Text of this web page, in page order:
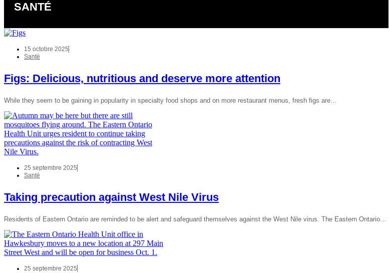
SANTÉ
15 octobre 2025
Santé
Figs: Delicious, nutritious and deserve more attention
While they seem to be gaining in popularity in specialty food shops and on more restaurant menus, fresh figs are…
25 septembre 2025
Santé
Taking precaution against West Nile Virus
Residents of Eastern Ontario are reminded to be alert and safeguard themselves against the West Nile virus. The Eastern Ontario…
25 septembre 2025